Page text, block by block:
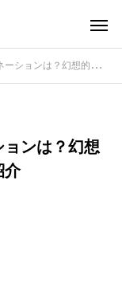
的なライトアップスポットを紹介
ンは？幻想
介